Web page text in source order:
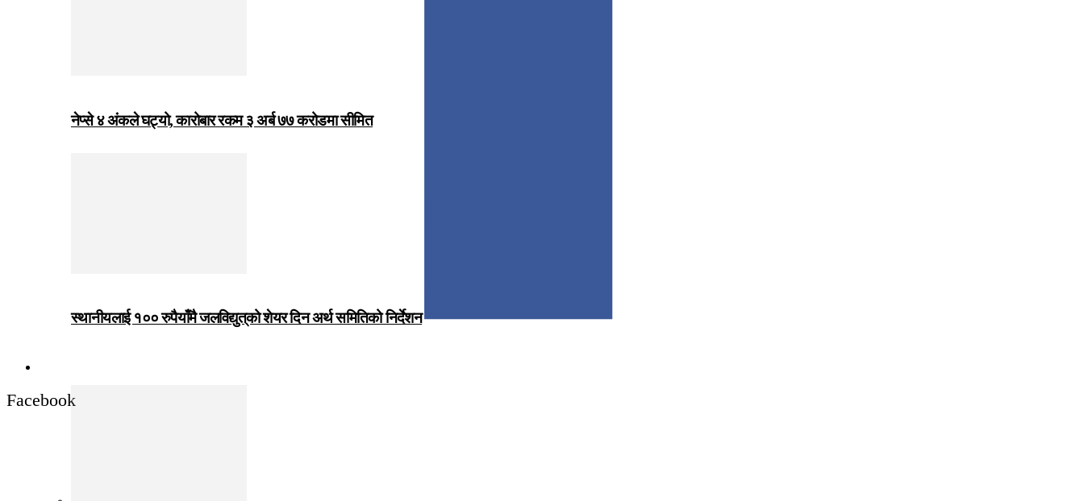
नेप्से ४ अंकले घट्यो, कारोबार रकम ३ अर्ब ७७ करोडमा सीमित
स्थानीयलाई १०० रुपैयाँमै जलविद्युत्‌को शेयर दिन अर्थ समितिको निर्देशन
Facebook